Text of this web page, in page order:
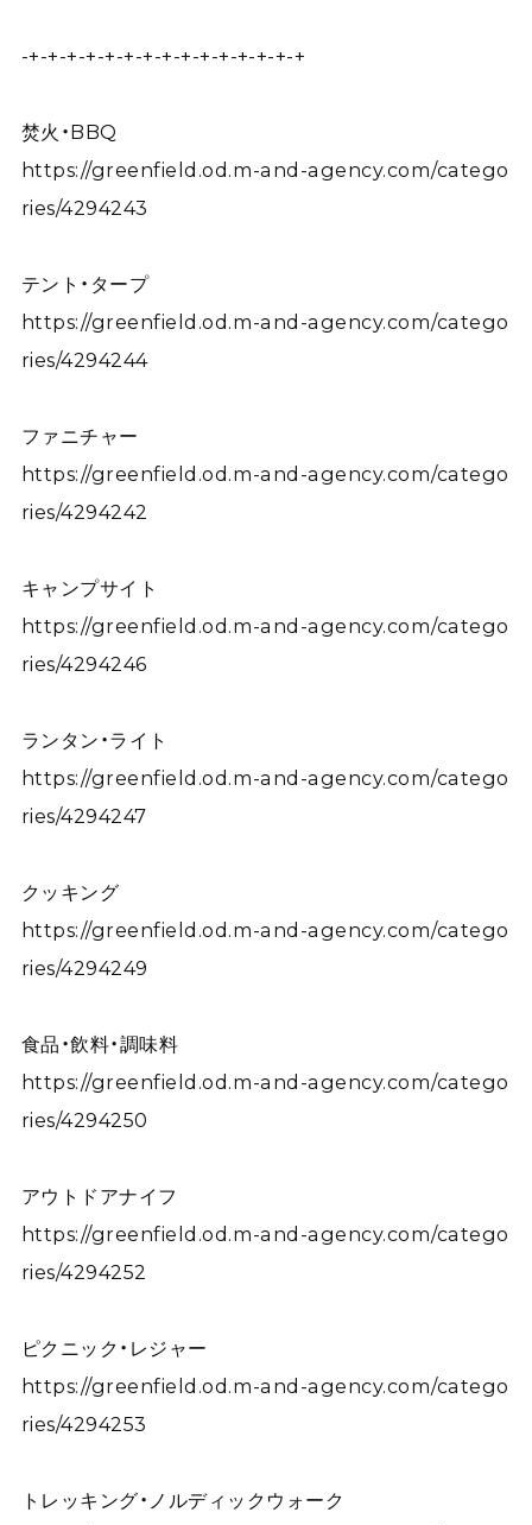
-+-+-+-+-+-+-+-+-+-+-+-+-+-+-+
焚火・BBQ
https://greenfield.od.m-and-agency.com/catego
ries/4294243
テント・タープ
https://greenfield.od.m-and-agency.com/catego
ries/4294244
ファニチャー
https://greenfield.od.m-and-agency.com/catego
ries/4294242
キャンプサイト
https://greenfield.od.m-and-agency.com/catego
ries/4294246
ランタン・ライト
https://greenfield.od.m-and-agency.com/catego
ries/4294247
クッキング
https://greenfield.od.m-and-agency.com/catego
ries/4294249
食品・飲料・調味料
https://greenfield.od.m-and-agency.com/catego
ries/4294250
アウトドアナイフ
https://greenfield.od.m-and-agency.com/catego
ries/4294252
ピクニック・レジャー
https://greenfield.od.m-and-agency.com/catego
ries/4294253
トレッキング・ノルディックウォーク